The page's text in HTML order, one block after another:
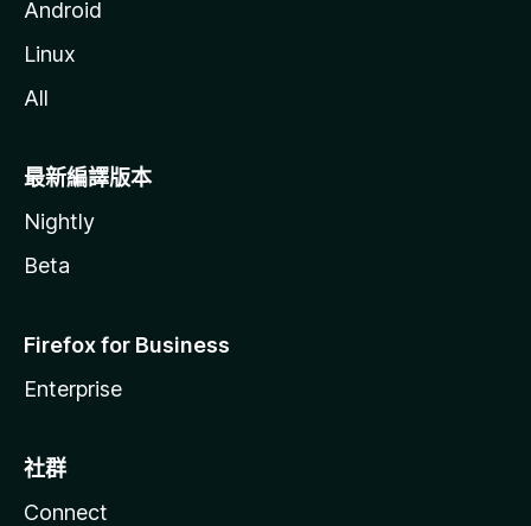
Android
Linux
All
最新編譯版本
Nightly
Beta
Firefox for Business
Enterprise
社群
Connect